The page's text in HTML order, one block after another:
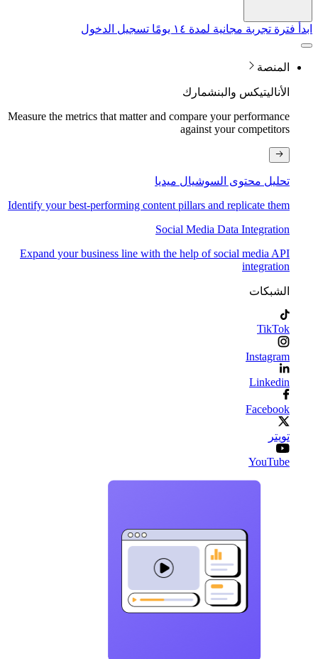
ابدأ فترة تجربة مجانية لمدة ١٤ يومًا تسجيل الدخول
المنصة
الأناليتيكس والبنشمارك
Measure the metrics that matter and compare your performance
against your competitors
تحليل محتوى السوشيال ميديا
Identify your best-performing content pillars and replicate them
Social Media Data Integration
Expand your business line with the help of social media API
integration
الشبكات
TikTok
Instagram
Linkedin
Facebook
تويتر
YouTube